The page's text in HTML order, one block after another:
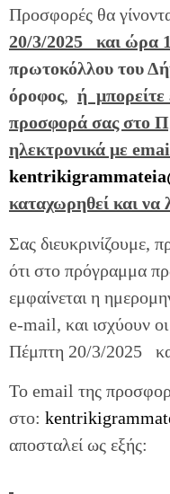
Προσφορές θα
20/3/2025 και ώρα
πρωτοκόλλου του
όροφος, ή μπορείτε
προσφορά σας στο
ηλεκτρονικά με
καταχωρηθεί και να
Σας διευκρινίζουμε,
ότι στο πρόγραμμα
εμφαίνεται η
e-mail, και ισχύουν
Πέμπτη 20/3/2025
To email της
στο:
αποσταλεί ως εξής: